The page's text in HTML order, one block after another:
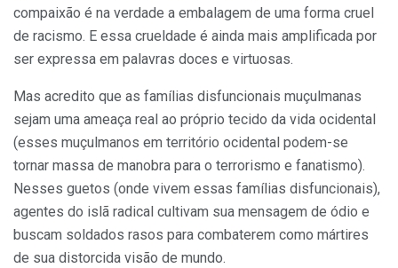
compaixão é na verdade a embalagem de uma forma cruel
de racismo. E essa crueldade é ainda mais amplificada por
ser expressa em palavras doces e virtuosas.
Mas acredito que as famílias disfuncionais muçulmanas
sejam uma ameaça real ao próprio tecido da vida ocidental
(esses muçulmanos em território ocidental podem-se
tornar massa de manobra para o terrorismo e fanatismo).
Nesses guetos (onde vivem essas famílias disfuncionais),
agentes do islã radical cultivam sua mensagem de ódio e
buscam soldados rasos para combaterem como mártires
de sua distorcida visão de mundo.